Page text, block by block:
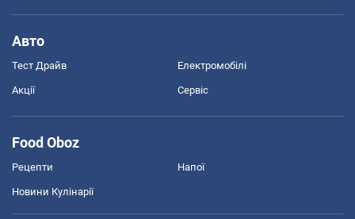
Авто
Тест Драйв Електромобілі
Акції Сервіс
Food Oboz
Рецепти Напої
Новини Кулінарії